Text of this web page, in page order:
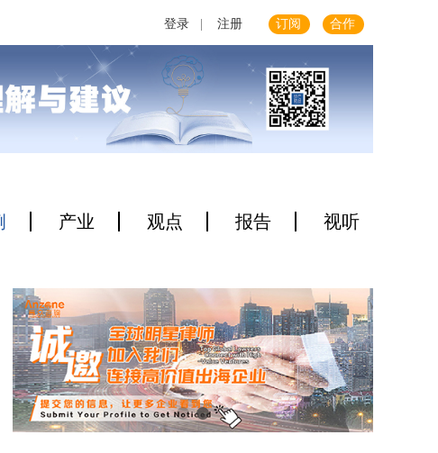
登录 注册 订阅 合作
产业 观点 报告 视听